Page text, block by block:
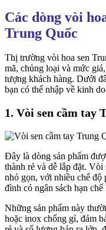
Các dòng vòi
Trung Quốc
Thị trường vòi hoa sen
mã, chủng loại và mức
tượng khách hàng. Dưới
bạn có thể nhập về kinh
1. Vòi sen cầm tay
Đây là dòng sản phẩm
thành rẻ và dễ lắp đặt.
nhỏ gọn, với nhiều chế độ
đình có ngân sách hạn
Những sản phẩm này
hoặc inox chống gỉ, đảm